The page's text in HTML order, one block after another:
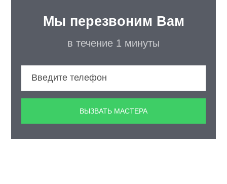
Мы перезвоним Вам
в течение 1 минуты